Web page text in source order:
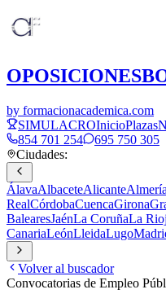
OPOSICIONES
by formacionacademica.com
SIMULACROInicioPlazas
854 701 254
695 750 305
Ciudades:
ÁlavaAlbaceteAlicanteAlmería
RealCórdobaCuencaGirona
BalearesJaénLa CoruñaLa
CanariaLeónLleidaLugo
Volver al buscador
Convocatorias de Empleo